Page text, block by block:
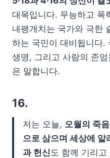
대목입니다. 무능하고 폭
내팽개치는 국가와 극한
하는 국민이 대비됩니다.
생명, 그리고 사람의 존
은 말합니다.
16.
저는 오늘, 오월의 죽
으로 삼으며 세상에 알
과 헌신 도 함께 기리고